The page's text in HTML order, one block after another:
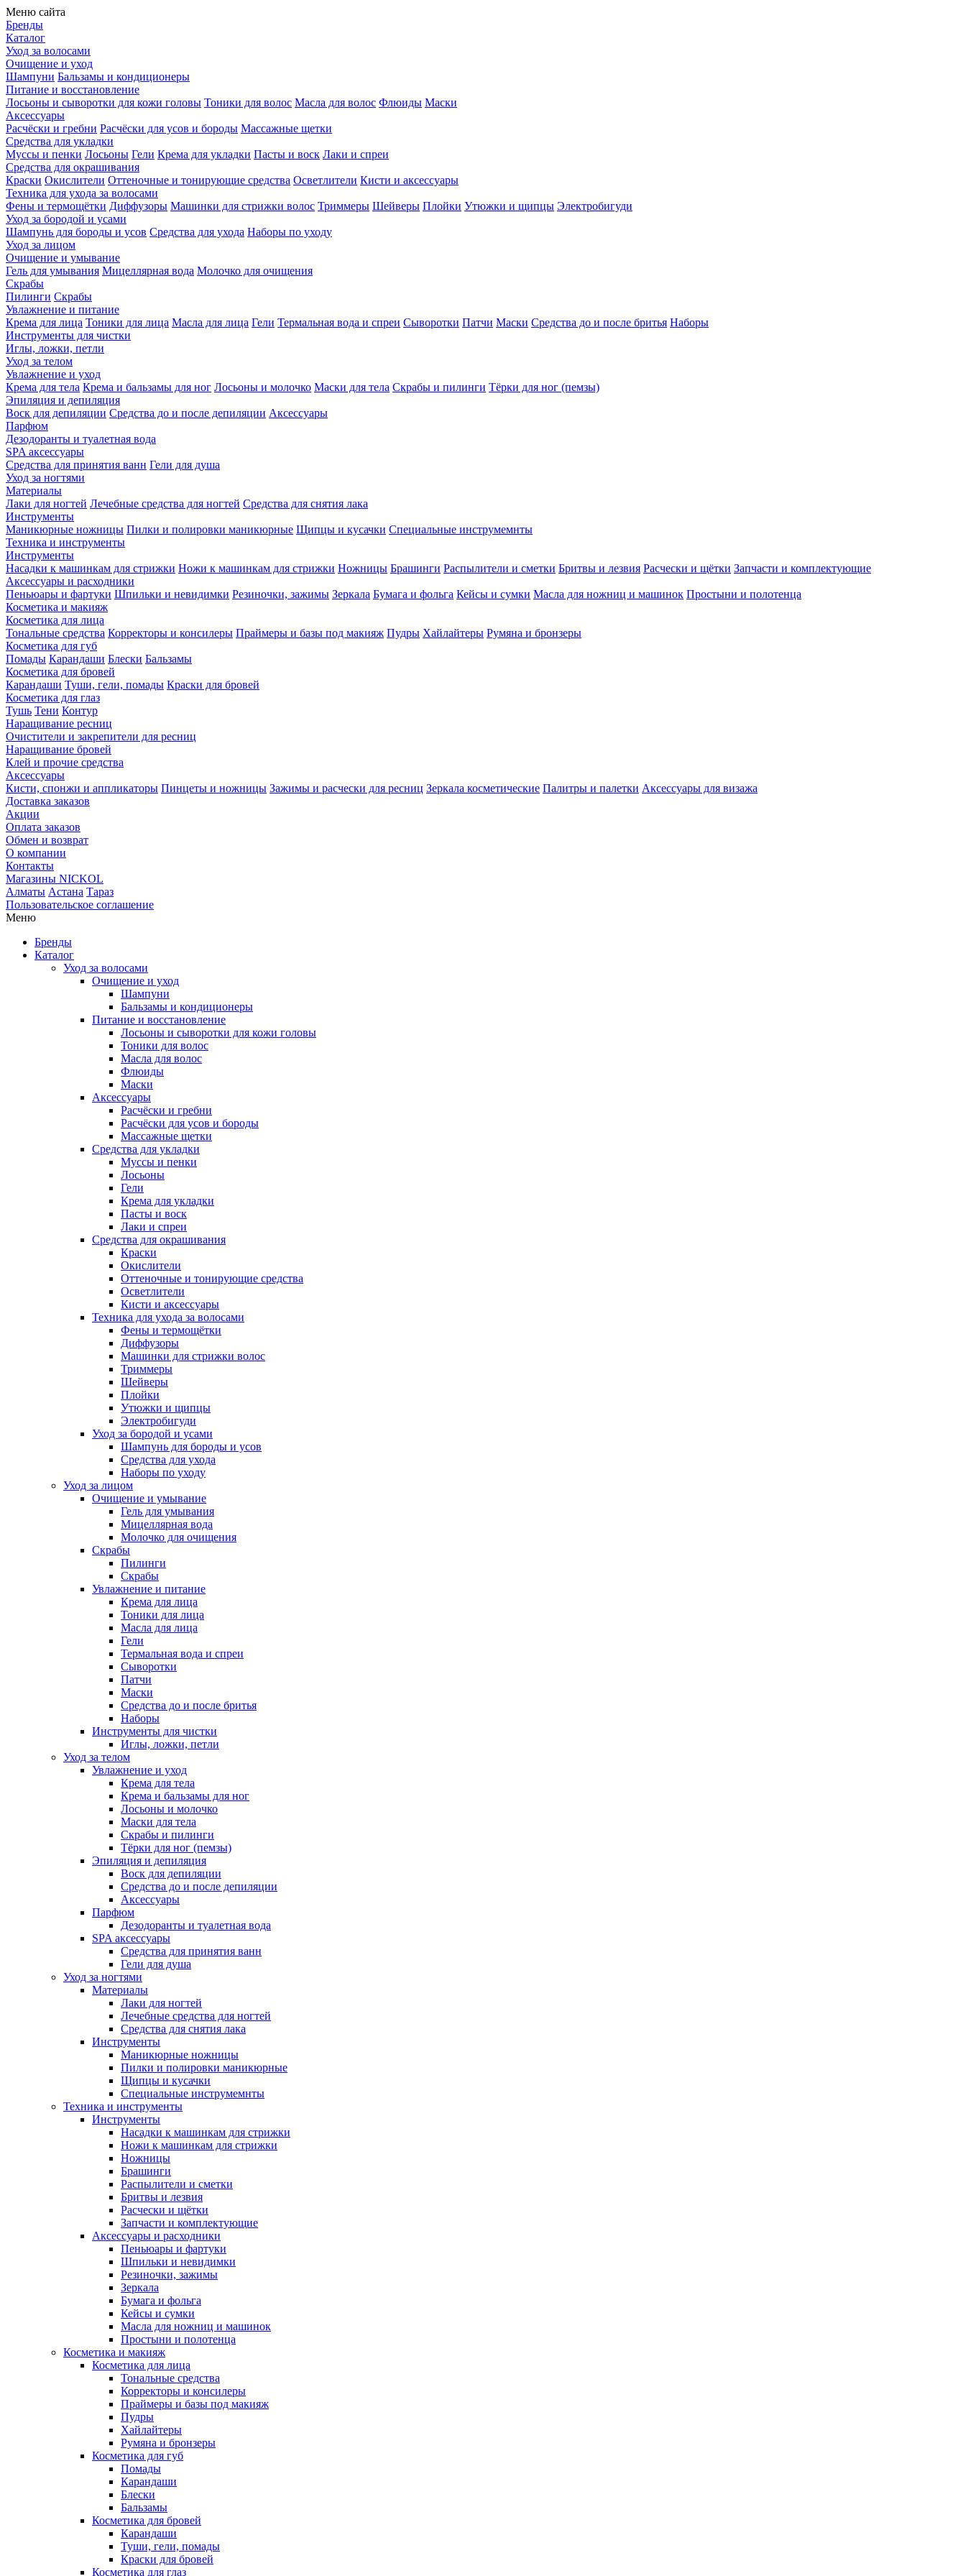
Меню сайта
Бренды
Каталог
Уход за волосами
Очищение и уход
Шампуни Бальзамы и кондиционеры
Питание и восстановление
Лосьоны и сыворотки для кожи головы Тоники для волос Масла для волос Флюиды Маски
Аксессуары
Расчёски и гребни Расчёски для усов и бороды Массажные щетки
Средства для укладки
Муссы и пенки Лосьоны Гели Крема для укладки Пасты и воск Лаки и спреи
Средства для окрашивания
Краски Окислители Оттеночные и тонирующие средства Осветлители Кисти и аксессуары
Техника для ухода за волосами
Фены и термощётки Диффузоры Машинки для стрижки волос Триммеры Шейверы Плойки Утюжки и щипцы Электробигуди
Уход за бородой и усами
Шампунь для бороды и усов Средства для ухода Наборы по уходу
Уход за лицом
Очищение и умывание
Гель для умывания Мицеллярная вода Молочко для очищения
Скрабы
Пилинги Скрабы
Увлажнение и питание
Крема для лица Тоники для лица Масла для лица Гели Термальная вода и спреи Сыворотки Патчи Маски Средства до и после бритья Наборы
Инструменты для чистки
Иглы, ложки, петли
Уход за телом
Увлажнение и уход
Крема для тела Крема и бальзамы для ног Лосьоны и молочко Маски для тела Скрабы и пилинги Тёрки для ног (пемзы)
Эпиляция и депиляция
Воск для депиляции Средства до и после депиляции Аксессуары
Парфюм
Дезодоранты и туалетная вода
SPA аксессуары
Средства для принятия ванн Гели для душа
Уход за ногтями
Материалы
Лаки для ногтей Лечебные средства для ногтей Средства для снятия лака
Инструменты
Маникюрные ножницы Пилки и полировки маникюрные Щипцы и кусачки Специальные инструмемнты
Техника и инструменты
Инструменты
Насадки к машинкам для стрижки Ножи к машинкам для стрижки Ножницы Брашинги Распылители и сметки Бритвы и лезвия Расчески и щётки Запчасти и комплектующие
Аксессуары и расходники
Пеньюары и фартуки Шпильки и невидимки Резиночки, зажимы Зеркала Бумага и фольга Кейсы и сумки Масла для ножниц и машинок Простыни и полотенца
Косметика и макияж
Косметика для лица
Тональные средства Корректоры и консилеры Праймеры и базы под макияж Пудры Хайлайтеры Румяна и бронзеры
Косметика для губ
Помады Карандаши Блески Бальзамы
Косметика для бровей
Карандаши Туши, гели, помады Краски для бровей
Косметика для глаз
Тушь Тени Контур
Наращивание ресниц
Очистители и закрепители для ресниц
Наращивание бровей
Клей и прочие средства
Аксессуары
Кисти, спонжи и аппликаторы Пинцеты и ножницы Зажимы и расчески для ресниц Зеркала косметические Палитры и палетки Аксессуары для визажа
Доставка заказов
Акции
Оплата заказов
Обмен и возврат
О компании
Контакты
Магазины NICKOL
Алматы Астана Тараз
Пользовательское соглашение
Меню
Бренды
Каталог
Уход за волосами
Очищение и уход
Шампуни
Бальзамы и кондиционеры
Питание и восстановление
Лосьоны и сыворотки для кожи головы
Тоники для волос
Масла для волос
Флюиды
Маски
Аксессуары
Расчёски и гребни
Расчёски для усов и бороды
Массажные щетки
Средства для укладки
Муссы и пенки
Лосьоны
Гели
Крема для укладки
Пасты и воск
Лаки и спреи
Средства для окрашивания
Краски
Окислители
Оттеночные и тонирующие средства
Осветлители
Кисти и аксессуары
Техника для ухода за волосами
Фены и термощётки
Диффузоры
Машинки для стрижки волос
Триммеры
Шейверы
Плойки
Утюжки и щипцы
Электробигуди
Уход за бородой и усами
Шампунь для бороды и усов
Средства для ухода
Наборы по уходу
Уход за лицом
Очищение и умывание
Гель для умывания
Мицеллярная вода
Молочко для очищения
Скрабы
Пилинги
Скрабы
Увлажнение и питание
Крема для лица
Тоники для лица
Масла для лица
Гели
Термальная вода и спреи
Сыворотки
Патчи
Маски
Средства до и после бритья
Наборы
Инструменты для чистки
Иглы, ложки, петли
Уход за телом
Увлажнение и уход
Крема для тела
Крема и бальзамы для ног
Лосьоны и молочко
Маски для тела
Скрабы и пилинги
Тёрки для ног (пемзы)
Эпиляция и депиляция
Воск для депиляции
Средства до и после депиляции
Аксессуары
Парфюм
Дезодоранты и туалетная вода
SPA аксессуары
Средства для принятия ванн
Гели для душа
Уход за ногтями
Материалы
Лаки для ногтей
Лечебные средства для ногтей
Средства для снятия лака
Инструменты
Маникюрные ножницы
Пилки и полировки маникюрные
Щипцы и кусачки
Специальные инструмемнты
Техника и инструменты
Инструменты
Насадки к машинкам для стрижки
Ножи к машинкам для стрижки
Ножницы
Брашинги
Распылители и сметки
Бритвы и лезвия
Расчески и щётки
Запчасти и комплектующие
Аксессуары и расходники
Пеньюары и фартуки
Шпильки и невидимки
Резиночки, зажимы
Зеркала
Бумага и фольга
Кейсы и сумки
Масла для ножниц и машинок
Простыни и полотенца
Косметика и макияж
Косметика для лица
Тональные средства
Корректоры и консилеры
Праймеры и базы под макияж
Пудры
Хайлайтеры
Румяна и бронзеры
Косметика для губ
Помады
Карандаши
Блески
Бальзамы
Косметика для бровей
Карандаши
Туши, гели, помады
Краски для бровей
Косметика для глаз